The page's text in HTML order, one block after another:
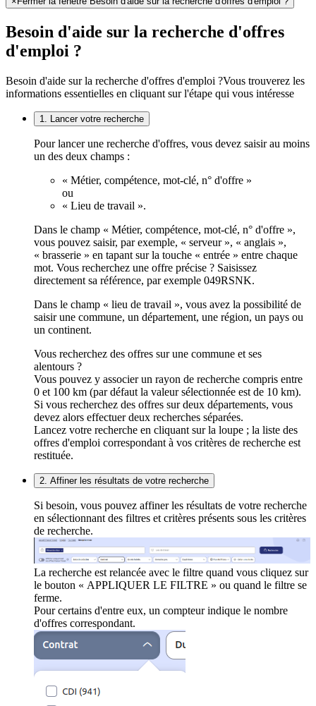
Besoin d'aide sur la recherche d'offres
d'emploi ?
Besoin d'aide sur la recherche d'offres d'emploi ?Vous trouverez les
informations essentielles en cliquant sur l'étape qui vous intéresse
1. Lancer votre recherche
Pour lancer une recherche d'offres, vous devez saisir au moins
un des deux champs :
« Métier, compétence, mot-clé, n° d'offre »
ou
« Lieu de travail ».
Dans le champ « Métier, compétence, mot-clé, n° d'offre »,
vous pouvez saisir, par exemple, « serveur », « anglais »,
« brasserie » en tapant sur la touche « entrée » entre chaque
mot. Vous recherchez une offre précise ? Saisissez
directement sa référence, par exemple 049RSNK.
Dans le champ « lieu de travail », vous avez la possibilité de
saisir une commune, un département, une région, un pays ou
un continent.
Vous recherchez des offres sur une commune et ses
alentours ?
Vous pouvez y associer un rayon de recherche compris entre
0 et 100 km (par défaut la valeur sélectionnée est de 10 km).
Si vous recherchez des offres sur deux départements, vous
devez alors effectuer deux recherches séparées.
Lancez votre recherche en cliquant sur la loupe ; la liste des
offres d'emploi correspondant à vos critères de recherche est
restituée.
2. Affiner les résultats de votre recherche
Si besoin, vous pouvez affiner les résultats de votre recherche
en sélectionnant des filtres et critères présents sous les critères
de recherche.
La recherche est relancée avec le filtre quand vous cliquez sur
le bouton « APPLIQUER LE FILTRE » ou quand le filtre se
ferme.
Pour certains d'entre eux, un compteur indique le nombre
d'offres correspondant.